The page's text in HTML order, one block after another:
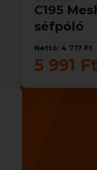
C195
séfpóló
Nettó: 4 717 Ft
5 991